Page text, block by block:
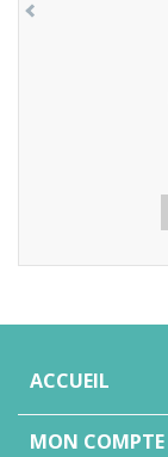
ACCUEIL
MON COMPTE